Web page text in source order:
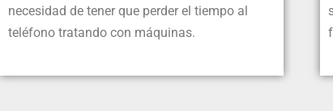
necesidad de tener que perder el tiempo al
teléfono tratando con máquinas.